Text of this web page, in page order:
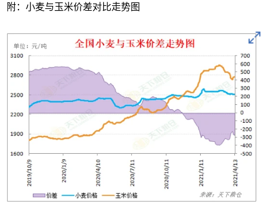
附：小麦与玉米价差对比走势图